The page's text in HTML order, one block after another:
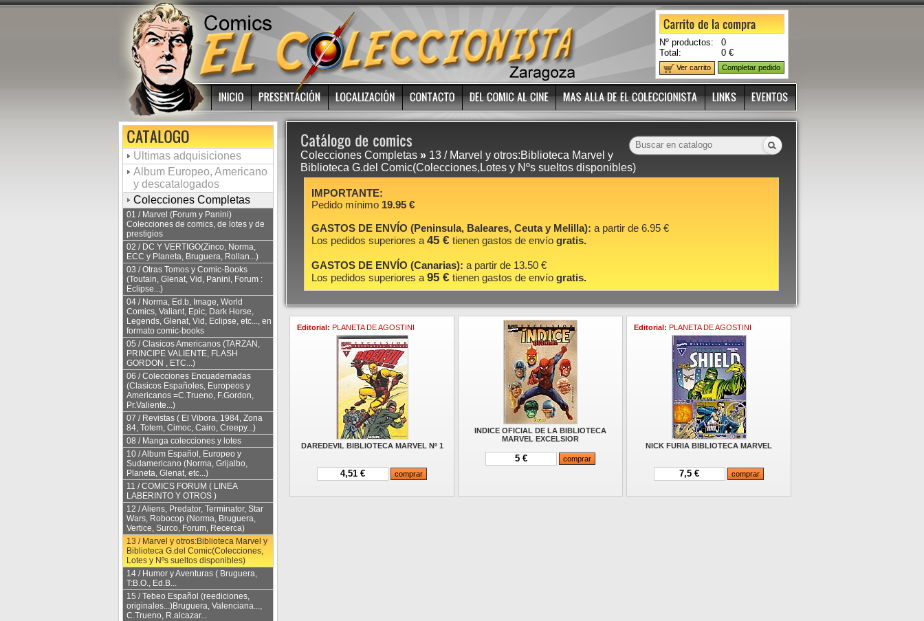
Nº productos:
0
Total:
0 €
Ver carrito Completar pedido
Ultimas adquisiciones
Album Europeo, Americano
y descatalogados
Colecciones Completas
01 / Marvel (Forum y Panini)
Colecciones de comics, de lotes y de
prestigios
02 / DC Y VERTIGO(Zinco, Norma,
ECC y Planeta, Bruguera, Rollan...)
03 / Otras Tomos y Comic-Books
(Toutain, Glenat, Vid, Panini, Forum :
Eclipse...)
04 / Norma, Ed.b, Image, World
Comics, Valiant, Epic, Dark Horse,
Legends, Glenat, Vid, Eclipse, etc..., en
formato comic-books
05 / Clasicos Americanos (TARZAN,
PRINCIPE VALIENTE, FLASH
GORDON , ETC...)
06 / Colecciones Encuadernadas
(Clasicos Españoles, Europeos y
Americanos =C.Trueno, F.Gordon,
Pr.Valiente...)
07 / Revistas ( El Vibora, 1984, Zona
84, Totem, Cimoc, Cairo, Creepy...)
08 / Manga colecciones y lotes
10 / Album Español, Europeo y
Sudamericano (Norma, Grijalbo,
Planeta, Glenat, etc...)
11 / COMICS FORUM ( LINEA
LABERINTO Y OTROS )
12 / Aliens, Predator, Terminator, Star
Wars, Robocop (Norma, Bruguera,
Vertice, Surco, Forum, Recerca)
13 / Marvel y otros:Biblioteca Marvel y
Biblioteca G.del Comic(Colecciones,
Lotes y Nºs sueltos disponibles)
14 / Humor y Aventuras ( Bruguera,
T:B.O., Ed.B...
15 / Tebeo Español (reediciones,
originales...)Bruguera, Valenciana...,
C.Trueno, R.alcazar...
Colecciones Completas » 13 / Marvel y otros:Biblioteca Marvel y
Biblioteca G.del Comic(Colecciones,Lotes y Nºs sueltos disponibles)
IMPORTANTE:
Pedido mínimo 19.95 €
GASTOS DE ENVÍO (Peninsula, Baleares, Ceuta y Melilla): a partir de 6.95 €
Los pedidos superiores a 45 € tienen gastos de envío gratis.
GASTOS DE ENVÍO (Canarias): a partir de 13.50 €
Los pedidos superiores a 95 € tienen gastos de envío gratis.
Editorial: PLANETA DE AGOSTINI
DAREDEVIL BIBLIOTECA MARVEL Nº 1
4,51 €
INDICE OFICIAL DE LA BIBLIOTECA
MARVEL EXCELSIOR
5 €
Editorial: PLANETA DE AGOSTINI
NICK FURIA BIBLIOTECA MARVEL
7,5 €